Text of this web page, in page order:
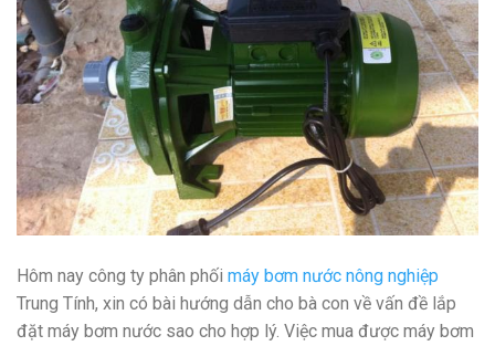
Hôm nay công ty phân phối máy bơm nước nông nghiệp
Trung Tính, xin có bài hướng dẫn cho bà con về vấn đề lắp
đặt máy bơm nước sao cho hợp lý. Việc mua được máy bơm